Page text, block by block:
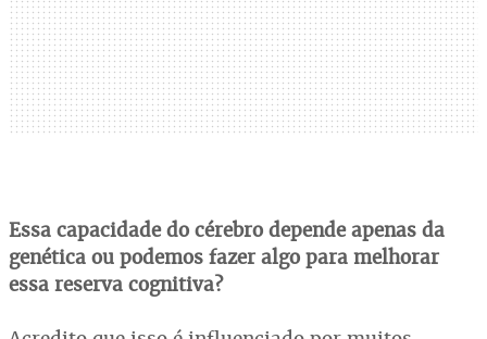
Essa capacidade do cérebro depende apenas da
genética ou podemos fazer algo para melhorar
essa reserva cognitiva?